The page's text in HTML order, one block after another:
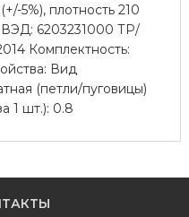
5%), плотность 210
6203231000 ТР/
Комплектность:
Вид
(петли/пуговицы)
1 шт.): 0.8